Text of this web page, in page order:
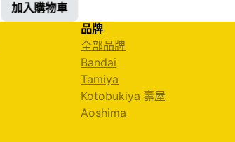
加入購物車
品牌
全部品牌
Bandai
Tamiya
Kotobukiya 壽屋
Aoshima